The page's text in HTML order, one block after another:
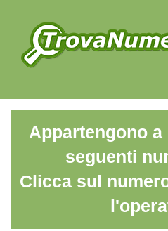
Appartengono
seguenti
Clicca sul